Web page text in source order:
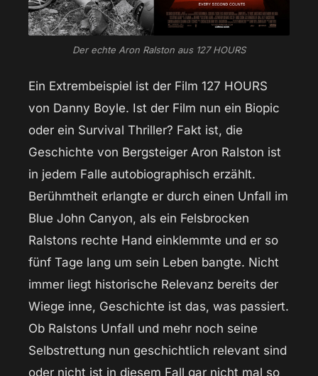
Der echte Aron Ralston aus 127 HOURS
Ein Extrembeispiel ist der Film 127 HOURS
von Danny Boyle. Ist der Film nun ein Biopic
oder ein Survival Thriller? Fakt ist, die
Geschichte von Bergsteiger Aron Ralston ist
in jedem Falle autobiographisch erzählt.
Berühmtheit erlangte er durch einen Unfall im
Blue John Canyon, als ein Felsbrocken
Ralstons rechte Hand einklemmte und er so
fünf Tage lang um sein Leben bangte. Nicht
immer liegt historische Relevanz bereits der
Wiege inne, Geschichte ist das, was passiert.
Ob Ralstons Unfall und mehr noch seine
Selbstrettung nun geschichtlich relevant sind
oder nicht ist in diesem Fall gar nicht mal so